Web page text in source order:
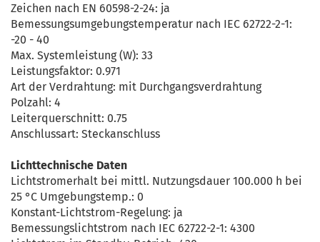
Zeichen nach EN 60598-2-24: ja
Bemessungsumgebungstemperatur nach IEC 62722-2-1:
-20 - 40
Max. Systemleistung (W): 33
Leistungsfaktor: 0.971
Art der Verdrahtung: mit Durchgangsverdrahtung
Polzahl: 4
Leiterquerschnitt: 0.75
Anschlussart: Steckanschluss
Lichttechnische Daten
Lichtstromerhalt bei mittl. Nutzungsdauer 100.000 h bei
25 °C Umgebungstemp.: 0
Konstant-Lichtstrom-Regelung: ja
Bemessungslichtstrom nach IEC 62722-2-1: 4300